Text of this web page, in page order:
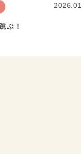
ぶ！